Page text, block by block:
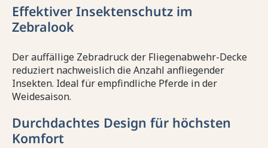
Effektiver Insektenschutz im
Zebralook
Der auffällige Zebradruck der Fliegenabwehr-Decke
reduziert nachweislich die Anzahl anfliegender
Insekten. Ideal für empfindliche Pferde in der
Weidesaison.
Durchdachtes Design für höchsten
Komfort